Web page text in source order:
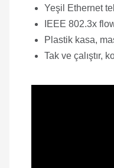
Yeşil Ethernet
IEEE 802.3x
Plastik kasa,
Tak ve çalıştır,